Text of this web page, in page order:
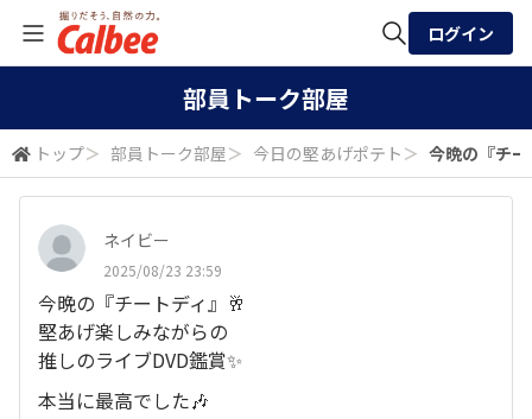
検索
ログイン
部員トーク部屋
トップ＞ 部員トーク部屋＞ 今日の堅あげポテト ＞ 今晩の『チ
ネイビー
2025/08/23 23:59
今晩の『チートディ』🥂
堅あげ楽しみながらの
推しのライブDVD鑑賞✨️
本当に最高でした🎶